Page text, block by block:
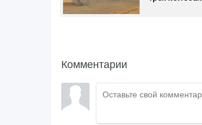
Комментарии